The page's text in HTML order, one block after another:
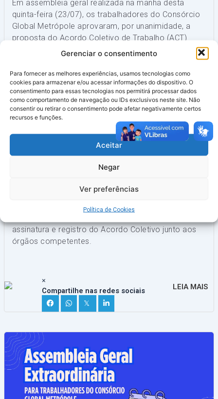
Gerenciar o consentimento
Para fornecer as melhores experiências, usamos tecnologias como
cookies para armazenar e/ou acessar informações do dispositivo. O
consentimento para essas tecnologias nos permitirá processar dados
como comportamento de navegação ou IDs exclusivos neste site. Não
consentir ou retirar o consentimento pode afetar negativamente certos
recursos e funções.
Aceitar
Negar
Ver preferências
Política de Cookies
Em assembleia geral realizada na manhã desta
quinta-feira (23/07), os trabalhadores do Consórcio
Global Metrópole aprovaram, por unanimidade, a
proposta do Acordo Coletivo de Trabalho (ACT)
referente ao período 2025/2026.
O encontro presencial ocorreu no canteiro da
empresa, em Vila Velha, e contou com expressiva
participação da categoria.
Votação e Conquista Coletiva
Durante a assembleia, a diretoria do Sindaema
apresentou detalhadamente todos os pontos e
cláusulas negociadas na proposta do ACT
2025/2026. Colocada em votação, a pauta recebeu
Com a aprovação, o Sindaema dará
assinatura e registro do Acordo Coletivo junto aos
órgãos competentes.
×
Compartilhe nas redes sociais
𝕏
LEIA MAIS